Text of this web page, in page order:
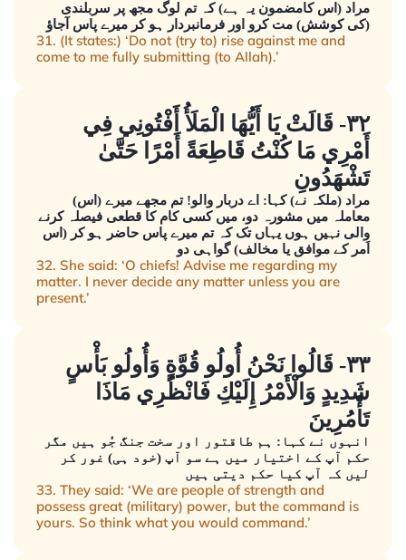
مراد (اس کامضمون یہ ہے) کہ تم لوگ مجھ پر سربلندی
(کی کوشش) مت کرو اور فرمانبردار ہو کر میرے پاس آجاؤ
31. (It states:) ‘Do not (try to) rise against me and
come to me fully submitting (to Allah).’
٣٢- قَالَتْ يَا أَيُّهَا الْمَلَأُ أَفْتُونِي فِي
أَمْرِي مَا كُنْتُ قَاطِعَةً أَمْرًا حَتَّىٰ
تَشْهَدُونِ
مراد (ملکہ نے) کہا: اے دربار والو! تم مجھے میرے (اس)
معاملہ میں مشورہ دو، میں کسی کام کا قطعی فیصلہ کرنے
والی نہیں ہوں یہاں تک کہ تم میرے پاس حاضر ہو کر (اس
اَمر کے موافق یا مخالف) گواہی دو
32. She said: ‘O chiefs! Advise me regarding my
matter. I never decide any matter unless you are
present.’
٣٣- قَالُوا نَحْنُ أُولُو قُوَّةٍ وَأُولُو بَأْسٍ
شَدِيدٍ وَالْأَمْرُ إِلَيْكِ فَانْظُرِي مَاذَا
تَأْمُرِينَ
انہوں نے کہا: ہم طاقتور اور سخت جنگ جُو ہیں مگر
حکم آپ کے اختیار میں ہے سو آپ (خود ہی) غور کر
لیں کہ آپ کیا حکم دیتی ہیں
33. They said: ‘We are people of strength and
possess great (military) power, but the command is
yours. So think what you would command.’